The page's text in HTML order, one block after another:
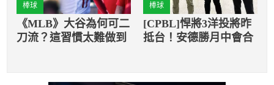
棒球
《MLB》大谷為何可二
刀流？這習慣太難做到
棒球
[CPBL]悍將3洋投將昨
抵台！安德勝月中會合